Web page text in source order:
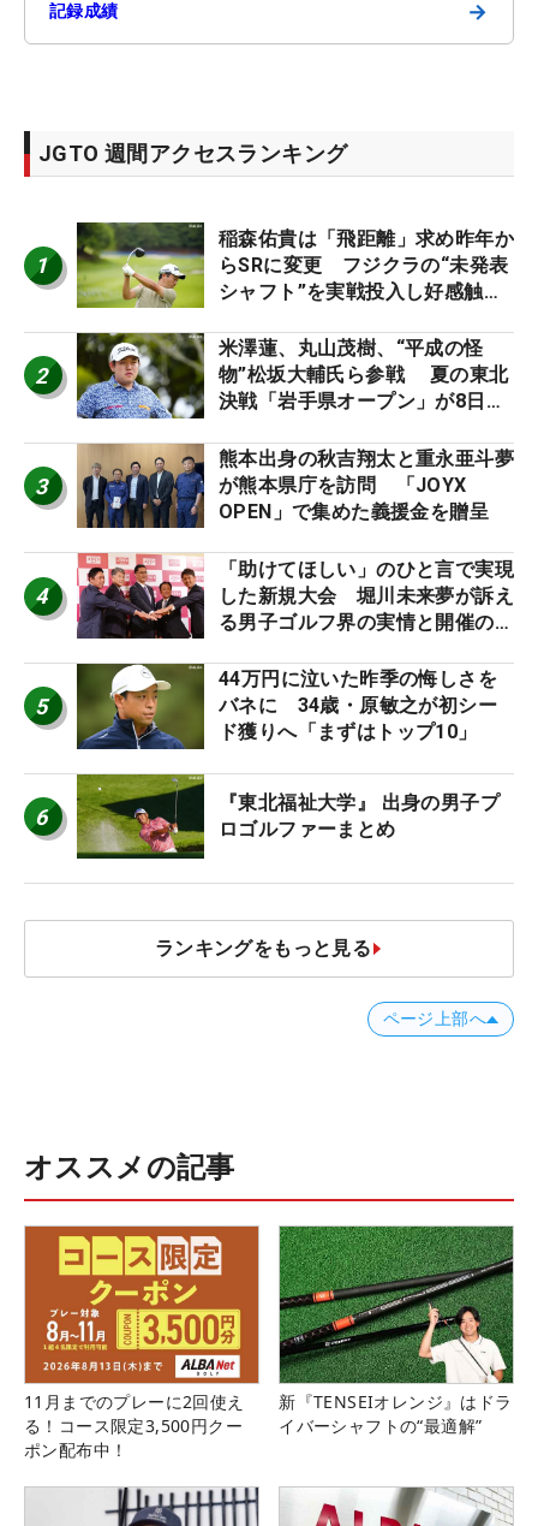
記録成績 →
JGTO 週間アクセスランキング
1
稲森佑貴は「飛距離」求め昨年か
らSRに変更 フジクラの“未発表
シャフト”を実戦投入し好感触
ーのヒトネタ！】
2
米澤蓮、丸山茂樹、“平成の怪
物”松坂大輔氏ら参戦 夏の東北
決戦「岩手県オープン」が8日開
3
熊本出身の秋吉翔太と重永亜斗夢
が熊本県庁を訪問 「JOYX
OPEN」で集めた義援金を贈呈
4
「助けてほしい」のひと言で実現
した新規大会 堀川未来夢が訴え
る男子ゴルフ界の実情と開催の舞
5
44万円に泣いた昨季の悔しさを
バネに 34歳・原敏之が初シー
ド獲りへ「まずはトップ10」
6
『東北福祉大学』 出身の男子プ
ロゴルファーまとめ
ランキングをもっと見る
ページ上部へ
オススメの記事
11月までのプレーに2回使え
る！コース限定3,500円クー
ポン配布中！
新『TENSEIオレンジ』はドラ
イバーシャフトの“最適解”